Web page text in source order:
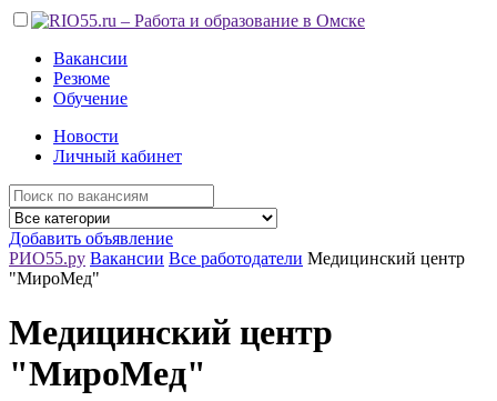
Вакансии
Резюме
Обучение
Новости
Личный кабинет
Добавить объявление
РИО55.ру Вакансии Все работодатели Медицинский центр
"МироМед"
Медицинский центр
"МироМед"